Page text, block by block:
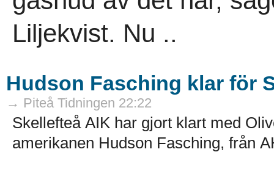
Liljekvist. Nu ..
Hudson Fasching klar för
→ Piteå Tidningen 22:22
Skellefteå AIK har gjort klart med
amerikanen Hudson Fasching, från